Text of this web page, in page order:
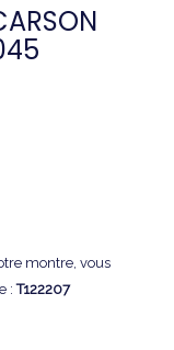
montre, vous
:T122207